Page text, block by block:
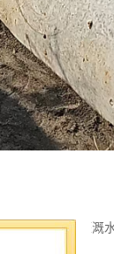
。它能够将灌溉